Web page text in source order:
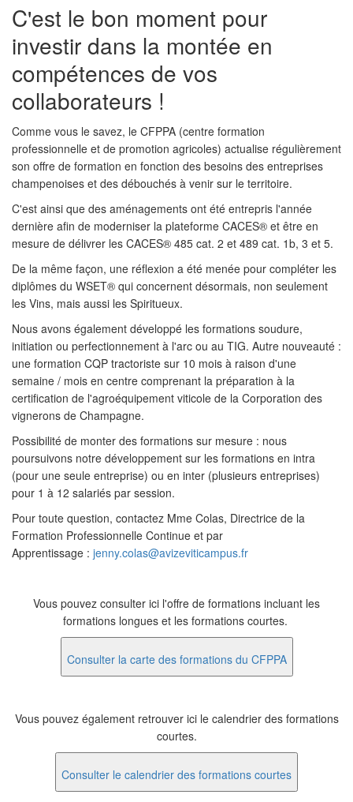
C'est le bon moment pour
investir dans la montée en
compétences de vos
collaborateurs !
Comme vous le savez, le CFPPA (centre formation
professionnelle et de promotion agricoles) actualise régulièrement
son offre de formation en fonction des besoins des entreprises
champenoises et des débouchés à venir sur le territoire.
C'est ainsi que des aménagements ont été entrepris l'année
dernière afin de moderniser la plateforme CACES® et être en
mesure de délivrer les CACES® 485 cat. 2 et 489 cat. 1b, 3 et 5.
De la même façon, une réflexion a été menée pour compléter les
diplômes du WSET® qui concernent désormais, non seulement
les Vins, mais aussi les Spiritueux.
Nous avons également développé les formations soudure,
initiation ou perfectionnement à l'arc ou au TIG. Autre nouveauté :
une formation CQP tractoriste sur 10 mois à raison d'une
semaine / mois en centre comprenant la préparation à la
certification de l'agroéquipement viticole de la Corporation des
vignerons de Champagne.
Possibilité de monter des formations sur mesure : nous
poursuivons notre développement sur les formations en intra
(pour une seule entreprise) ou en inter (plusieurs entreprises)
pour 1 à 12 salariés par session.
Pour toute question, contactez Mme Colas, Directrice de la
Formation Professionnelle Continue et par
Apprentissage : jenny.colas@avizeviticampus.fr
Vous pouvez consulter ici l'offre de formations incluant les
formations longues et les formations courtes.
Consulter la carte des formations du CFPPA
Vous pouvez également retrouver ici le calendrier des formations
courtes.
Consulter le calendrier des formations courtes